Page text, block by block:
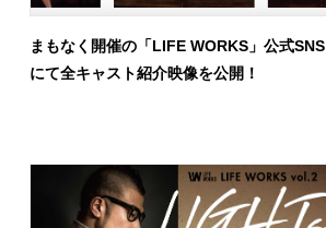
まもなく開催の「LIFE WORKS」公式SNS
にて全キャスト紹介映像を公開！